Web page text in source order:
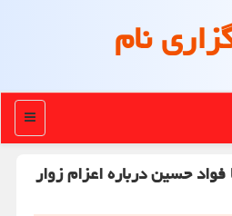
نام
منو
فواد حسین درباره اعزام زوار